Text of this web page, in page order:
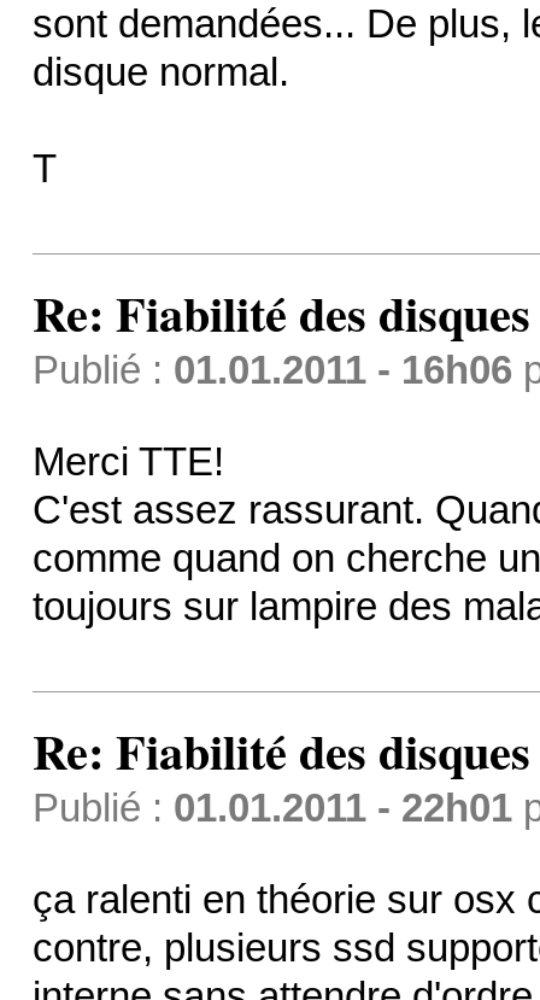
sont demandées... De plus,
disque normal.
T
Re: Fiabilité des
Publié : 01.01.2011 - 16h06
Merci TTE!
C'est assez rassurant.
comme quand on cherche
toujours sur lampire des
Re: Fiabilité des
Publié : 01.01.2011 - 22h01
ça ralenti en théorie sur osx
contre, plusieurs ssd